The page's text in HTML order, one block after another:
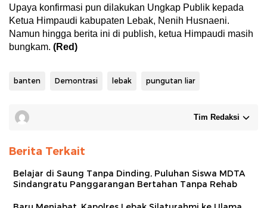
Upaya konfirmasi pun dilakukan Ungkap Publik kepada
Ketua Himpaudi kabupaten Lebak, Nenih Husnaeni.
Namun hingga berita ini di publish, ketua Himpaudi masih
bungkam. (Red)
banten Demontrasi lebak pungutan liar
Tim Redaksi
Berita Terkait
Belajar di Saung Tanpa Dinding, Puluhan Siswa MDTA
Sindangratu Panggarangan Bertahan Tanpa Rehab